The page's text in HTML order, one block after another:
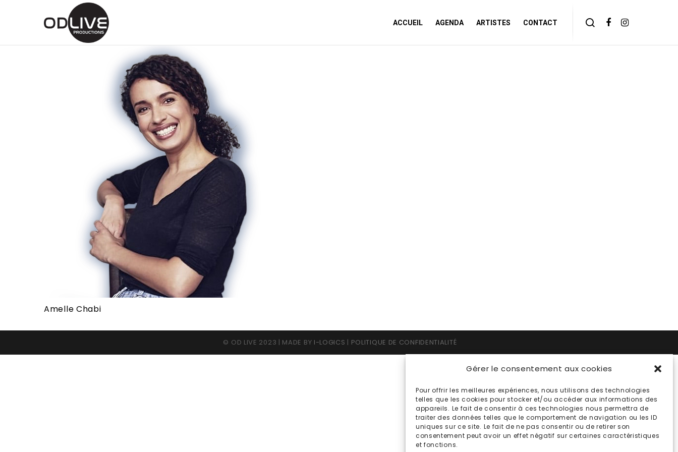
Gérer le consentement aux cookies
Pour offrir les meilleures expériences, nous utilisons des technologies
telles que les cookies pour stocker et/ou accéder aux informations des
appareils. Le fait de consentir à ces technologies nous permettra de
traiter des données telles que le comportement de navigation ou les ID
uniques sur ce site. Le fait de ne pas consentir ou de retirer son
consentement peut avoir un effet négatif sur certaines caractéristiques
et fonctions.
ACCUEIL AGENDA ARTISTES CONTACT
Amelle Chabi
© OD LIVE 2023 | MADE BY I-LOGICS | POLITIQUE DE CONFIDENTIALITÉ